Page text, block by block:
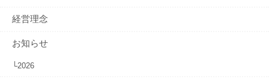
経営理念
お知らせ
└2026